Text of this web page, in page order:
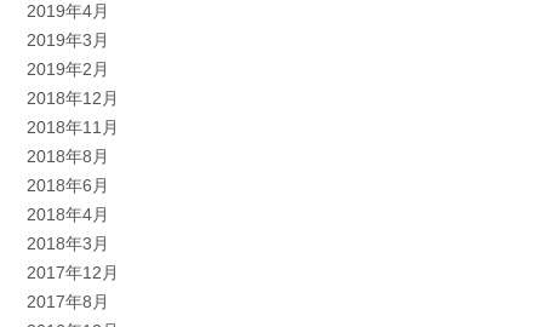
2019年4月
2019年3月
2019年2月
2018年12月
2018年11月
2018年8月
2018年6月
2018年4月
2018年3月
2017年12月
2017年8月